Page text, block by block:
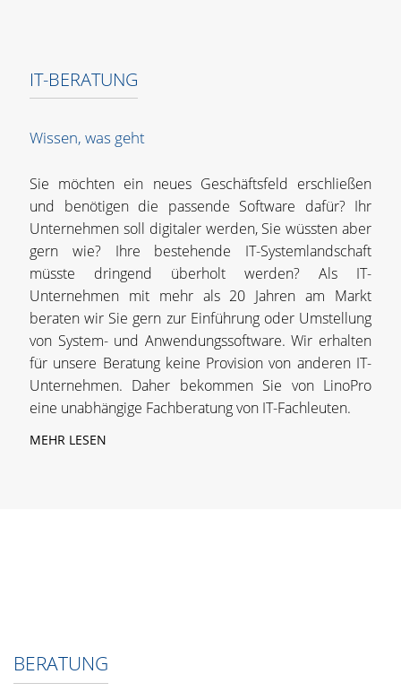
IT-BERATUNG
Wissen, was geht
Sie möchten ein neues Geschäftsfeld erschließen
und benötigen die passende Software dafür? Ihr
Unternehmen soll digitaler werden, Sie wüssten aber
gern wie? Ihre bestehende IT-Systemlandschaft
müsste dringend überholt werden? Als IT-
Unternehmen mit mehr als 20 Jahren am Markt
beraten wir Sie gern zur Einführung oder Umstellung
von System- und Anwendungssoftware. Wir erhalten
für unsere Beratung keine Provision von anderen IT-
Unternehmen. Daher bekommen Sie von LinoPro
eine unabhängige Fachberatung von IT-Fachleuten.
MEHR LESEN
BERATUNG